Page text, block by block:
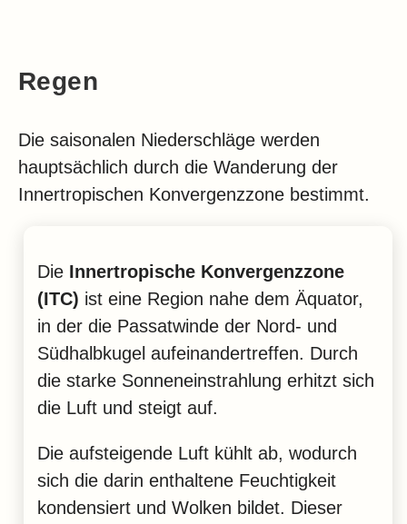
Regen
Die saisonalen Niederschläge werden
hauptsächlich durch die Wanderung der
Innertropischen Konvergenzzone bestimmt.
Die Innertropische Konvergenzzone
(ITC) ist eine Region nahe dem Äquator,
in der die Passatwinde der Nord- und
Südhalbkugel aufeinandertreffen. Durch
die starke Sonneneinstrahlung erhitzt sich
die Luft und steigt auf.
Die aufsteigende Luft kühlt ab, wodurch
sich die darin enthaltene Feuchtigkeit
kondensiert und Wolken bildet. Dieser